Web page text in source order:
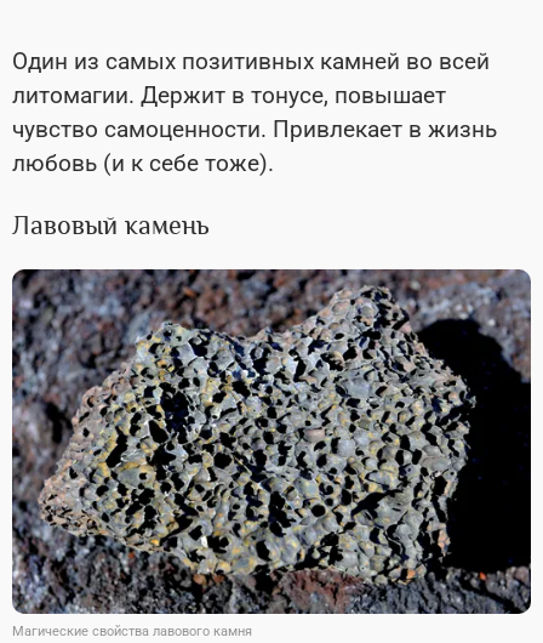
Один из самых позитивных камней во всей
литомагии. Держит в тонусе, повышает
чувство самоценности. Привлекает в жизнь
любовь (и к себе тоже).
Лавовый камень
Магические свойства лавового камня